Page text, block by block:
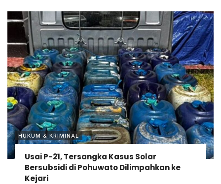
HUKUM & KRIMINAL
Usai P-21, Tersangka Kasus Solar
Bersubsidi di Pohuwato Dilimpahkan ke
Kejari